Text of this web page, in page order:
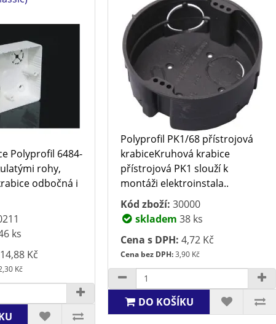
Polyprofil 6484-
rohy,
odbočná i
ks
14,88 Kč
Kč
Polyprofil PK1/68 přístrojová
krabiceKruhová krabice
přístrojová PK1 slouží k
montáži elektroinstala..
Kód zboží: 30000
skladem 38 ks
Cena s DPH: 4,72 Kč
Cena bez DPH:3,90 Kč
DO KOŠÍKU